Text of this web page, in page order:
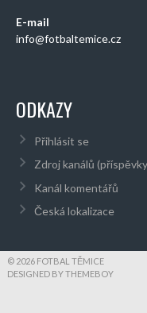
E-mail
info@fotbaltemice.cz
ODKAZY
Přihlásit se
Zdroj kanálů
Kanál komentářů
Česká lokalizace
© 2026 FOTBAL TĚMICE
DESIGNED BY THEMEBOY